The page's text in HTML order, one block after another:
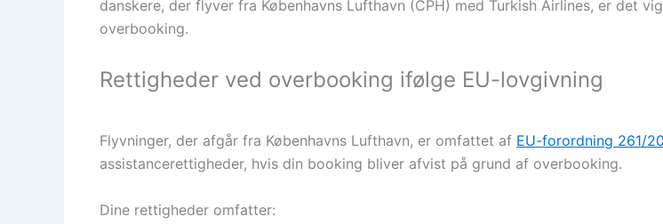
danskere, der flyver fra Københavns Lufthavn (CPH) med Turkish Airlines, er det
overbooking.
Rettigheder ved overbooking ifølge EU-lovgivning
Flyvninger, der afgår fra Københavns Lufthavn, er omfattet af EU-forordning 261/
assistancerettigheder, hvis din booking bliver afvist på grund af overbooking.
Dine rettigheder omfatter: